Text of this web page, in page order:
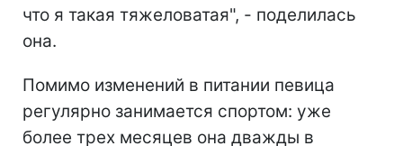
что я такая тяжеловатая", - поделилась
она.
Помимо изменений в питании певица
регулярно занимается спортом: уже
более трех месяцев она дважды в